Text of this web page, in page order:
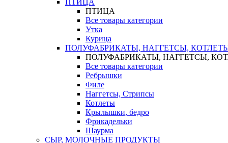
ПТИЦА
ПТИЦА
Все товары категории
Утка
Курица
ПОЛУФАБРИКАТЫ, НАГГЕТСЫ,
ПОЛУФАБРИКАТЫ, НАГГЕТСЫ,
Все товары категории
Ребрышки
Филе
Наггетсы, Стрипсы
Котлеты
Крылышки, бедро
Фрикадельки
Шаурма
СЫР, МОЛОЧНЫЕ ПРОДУКТЫ